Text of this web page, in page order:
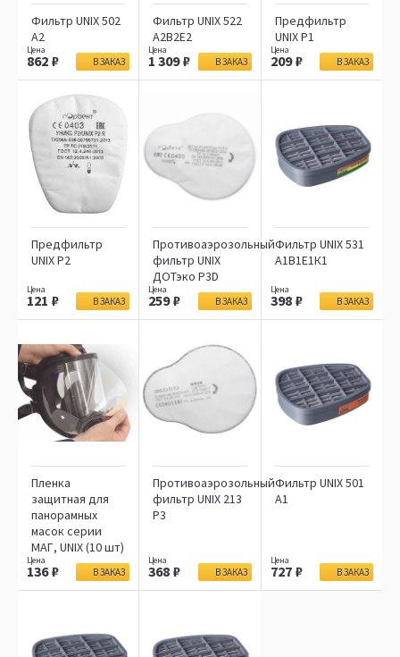
Фильтр UNIX 502
A2
862 В ЗАКАЗ
Фильтр UNIX 522
А2В2Е2
1 309 В ЗАКАЗ
Предфильтр
UNIX P1
209 В ЗАКАЗ
Предфильтр
UNIX P2
121 В ЗАКАЗ
Противоаэрозольный
фильтр UNIX
ДОТэко Р3D
259 В ЗАКАЗ
Фильтр UNIX 531
А1В1Е1К1
398 В ЗАКАЗ
Пленка
защитная для
панорамных
масок серии
МАГ, UNIX (10 шт)
136 В ЗАКАЗ
Противоаэрозольный
фильтр UNIX 213
Р3
368 В ЗАКАЗ
Фильтр UNIX 501
A1
727 В ЗАКАЗ